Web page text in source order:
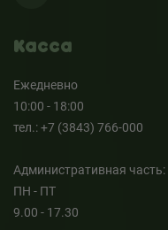
Касса
Ежедневно
10:00 - 18:00
тел.: +7 (3843) 766-000
Административная часть:
ПН - ПТ
9.00 - 17.30